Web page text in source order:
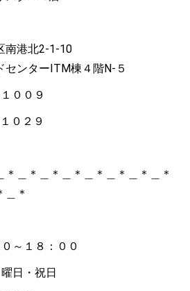
南港北2-1-10
センターITM棟４階N-５
００９
０２９
＊＿＊＿＊＿＊＿＊＿＊＿＊＿＊
＿＊
～１８：００
日・祝日